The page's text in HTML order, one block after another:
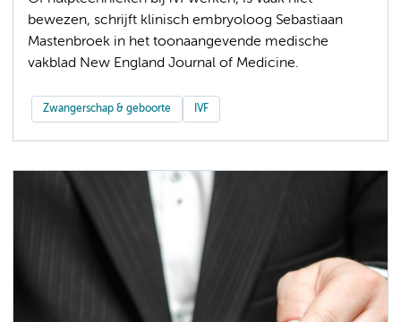
bewezen, schrijft klinisch embryoloog Sebastiaan
Mastenbroek in het toonaangevende medische
vakblad New England Journal of Medicine.
Zwangerschap & geboorte IVF